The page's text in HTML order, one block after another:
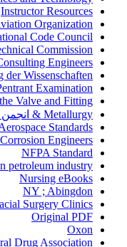
Instructor Resources
Organization
Code Council
Commission
Engineers
der Wissenschaften
Examination
Valve and Fitting
Metallurgy & انجمن معدن، متالورژی و اکتشاف
Standards
Engineers
NFPA Standard
petroleum industry
Nursing eBooks
NY ; Abingdon
Surgery Clinics
Original PDF
Oxon
Drug Association